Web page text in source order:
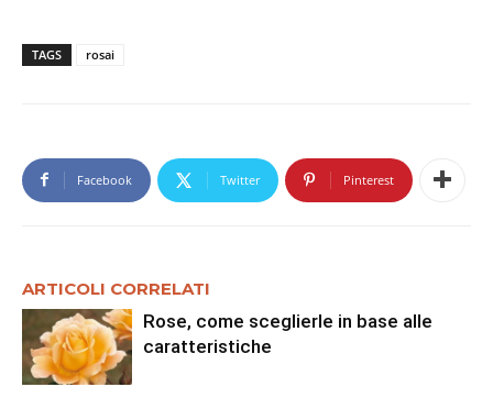
TAGS rosai
Facebook Twitter Pinterest
ARTICOLI CORRELATI
Rose, come sceglierle in base alle
caratteristiche